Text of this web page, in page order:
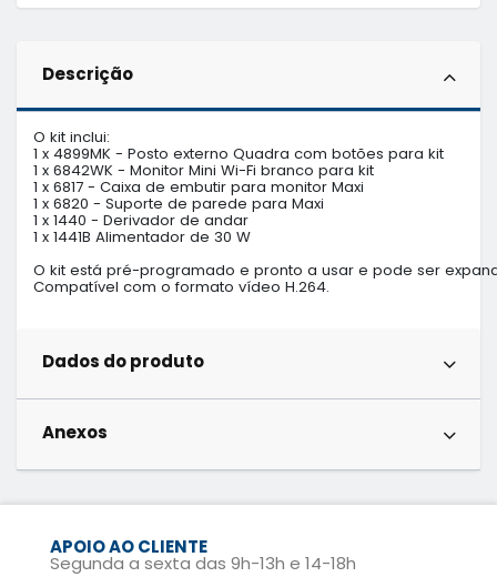
Descrição
O kit inclui:
1 x 4899MK - Posto externo Quadra com botões para kit
1 x 6842WK - Monitor Mini Wi-Fi branco para kit
1 x 6817 - Caixa de embutir para monitor Maxi
1 x 6820 - Suporte de parede para Maxi
1 x 1440 - Derivador de andar
1 x 1441B Alimentador de 30 W
O kit está pré-programado e pronto a usar e pode ser
Compatível com o formato vídeo H.264.
Dados do produto
Anexos
APOIO AO CLIENTE
Segunda a sexta das 9h-13h e 14-18h